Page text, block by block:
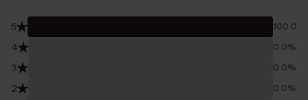
5 100.0%
4 0.0%
3 0.0%
2 0.0%